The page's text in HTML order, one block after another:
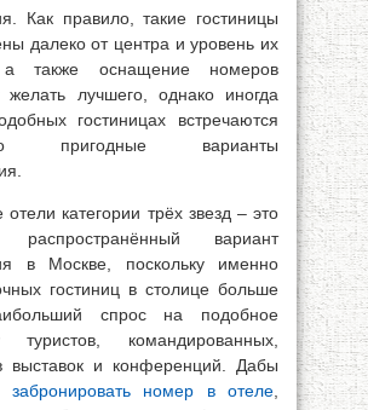
Как правило, такие гостиницы
далеко от центра и уровень их
а также оснащение номеров
желать лучшего, однако иногда
гостиницах встречаются
пригодные варианты
категории трёх звезд – это
распространённый вариант
в Москве, поскольку именно
гостиниц в столице больше
спрос на подобное
командированных,
выставок и конференций. Дабы
забронировать номер в отеле